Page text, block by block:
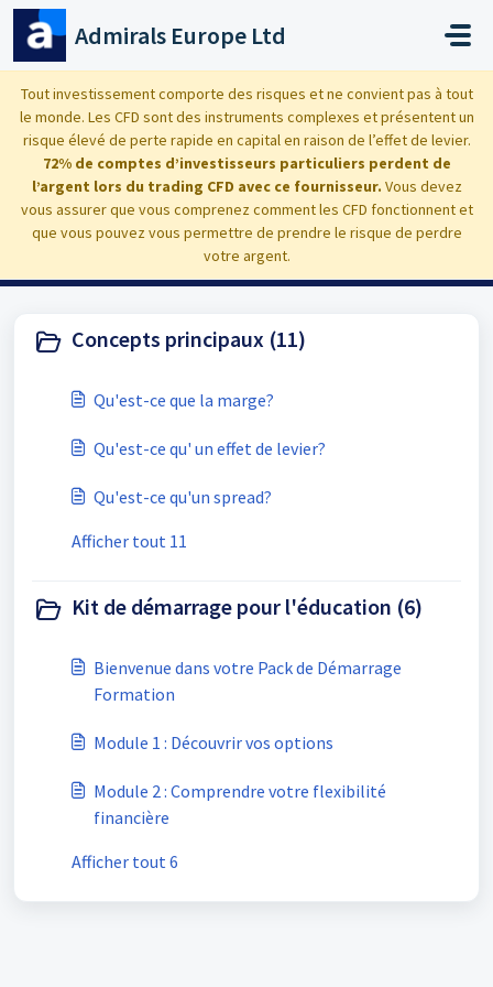
Passer au contenu principal
Admirals Europe Ltd
Tout investissement comporte des risques et ne convient pas à tout
le monde. Les CFD sont des instruments complexes et présentent un
risque élevé de perte rapide en capital en raison de l’effet de levier.
72% de comptes d’investisseurs particuliers perdent de
l’argent lors du trading CFD avec ce fournisseur. Vous devez
vous assurer que vous comprenez comment les CFD fonctionnent et
que vous pouvez vous permettre de prendre le risque de perdre
votre argent.
Accueil Base de connaissances Base de connaissances et formation en ligne gratuite
Base de connaissances et
formation en ligne gratuite (2)
Concepts principaux (11)
Qu'est-ce que la marge?
Qu'est-ce qu' un effet de levier?
Qu'est-ce qu'un spread?
Afficher tout 11
Kit de démarrage pour l'éducation (6)
Bienvenue dans votre Pack de Démarrage
Formation
Module 1 : Découvrir vos options
Module 2 : Comprendre votre flexibilité
financière
Afficher tout 6